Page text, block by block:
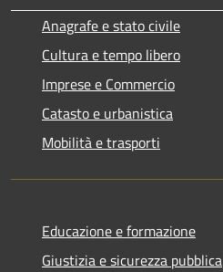
Anagrafe e stato civile
Cultura e tempo libero
Imprese e Commercio
Catasto e urbanistica
Mobilità e trasporti
Educazione e formazione
Giustizia e sicurezza pubblica